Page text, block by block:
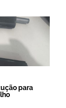
para